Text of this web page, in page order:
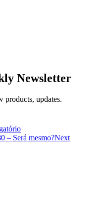
Newsletter
products, updates.
– Será mesmo?Next